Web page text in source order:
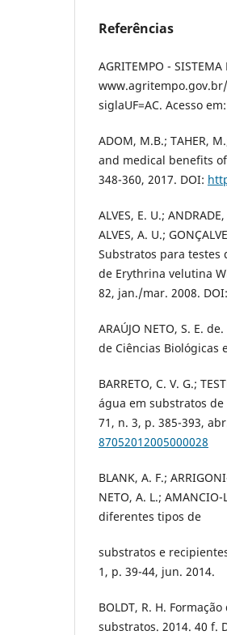
Referências
AGRITEMPO -
siglaUF=AC. Acesso
ADOM, M.B.; TAHER,
and medical benefits
348-360, 2017. DOI:
ALVES, E. U.;
ALVES, A. U.;
Substratos para testes
de Erythrina velutina
82, jan./mar. 2008. DOI:
ARAÚJO NETO, S. E.
de Ciências Biológicas
BARRETO, C. V. G.;
água em substratos de
71, n. 3, p. 385-393,
87052012005000028
BLANK, A. F.;
NETO, A. L.;
diferentes tipos de
substratos e
1, p. 39-44, jun. 2014.
BOLDT, R. H.
substratos. 2014. 40 f.